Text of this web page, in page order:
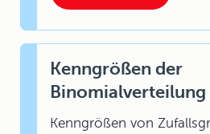
Kenngrößen der
Binomialverteilung
Kenngrößen von